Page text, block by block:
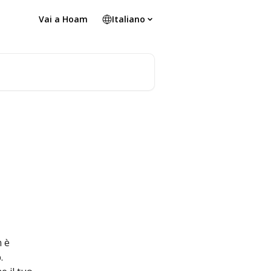
Vai a Hoam Italiano
è